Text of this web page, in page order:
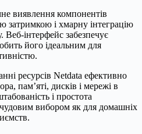
виявлення компонентів
затримкою і хмарну інтеграцію
Веб-інтерфейс забезпечує
його ідеальним для
ресурсів Netdata ефективно
пам’яті, дисків і мережі в
і простота
вибором як для домашніх